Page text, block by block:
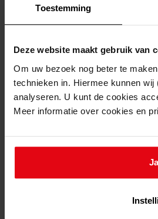
Toestemming
Deze website maakt gebruik van
Om uw bezoek nog beter te
technieken in. Hiermee kunnen
analyseren. U kunt de cookies
Meer informatie over cookies en
26-08-1963
Beschrijving:
26-08-1963
Adres:
Nieuw adres:
Lutjebroek, 2e Rozenstraat 4